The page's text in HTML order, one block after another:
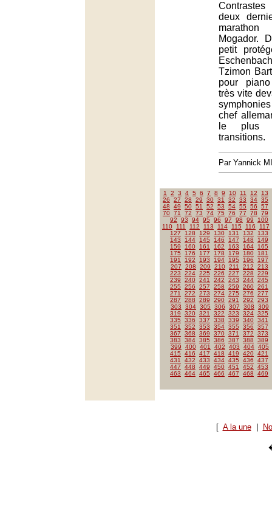
deux
Mogador.
petit
Tzimon
pour piano
très vite
chef
le plus
transitions.
Par Yannick
1 2 3 4 5 6 7 8 9 10 11 12
13
26
27 28 29 30 31 32 33 34 35
48
49 50 51 52 53 54 55 56
57
70 71 72 73 74 75 76 77 78
79
92
93 94 95 96 97 98 99
100
110
111 112 113 114 115 116
117
127
128 129 130 131 132
133
143
144 145 146 147 148
149
159
160 161 162 163 164
165
175
176 177 178 179 180
181
191
192 193 194 195 196
197
207
208 209 210 211 212
213
223
224 225 226 227 228
229
239
240 241 242 243 244 245
255
256 257 258 259 260 261
271
272 273 274 275 276
277
287
288 289 290 291 292
293
303
304 305 306 307 308
309
319
320 321 322 323 324 325
335
336 337 338 339 340 341
351
352 353 354 355 356
357
367
368 369 370 371 372
373
383
384 385 386 387 388
389
399
400 401 402 403 404 405
415
416 417 418 419 420 421
431
432 433 434 435 436
437
447
448 449 450 451 452
453
463
464 465 466 467 468 469
[ A la une|